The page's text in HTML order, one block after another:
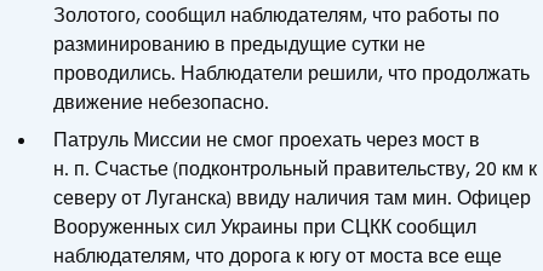
Золотого, сообщил наблюдателям, что работы по
разминированию в предыдущие сутки не
проводились. Наблюдатели решили, что продолжать
движение небезопасно.
Патруль Миссии не смог проехать через мост в
н. п. Счастье (подконтрольный правительству, 20 км к
северу от Луганска) ввиду наличия там мин. Офицер
Вооруженных сил Украины при СЦКК сообщил
наблюдателям, что дорога к югу от моста все еще